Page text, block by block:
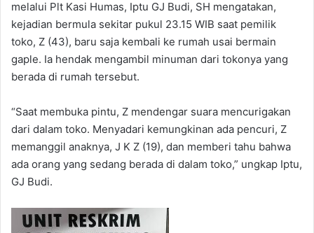
melalui Plt Kasi Humas, Iptu GJ Budi, SH mengatakan,
kejadian bermula sekitar pukul 23.15 WIB saat pemilik
toko, Z (43), baru saja kembali ke rumah usai bermain
gaple. Ia hendak mengambil minuman dari tokonya yang
berada di rumah tersebut.
“Saat membuka pintu, Z mendengar suara mencurigakan
dari dalam toko. Menyadari kemungkinan ada pencuri, Z
memanggil anaknya, J K Z (19), dan memberi tahu bahwa
ada orang yang sedang berada di dalam toko,” ungkap Iptu,
GJ Budi.